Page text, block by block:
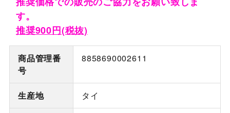
す。
推奨900円(税抜)
商品管理番
号
8858690002611
生産地 タイ